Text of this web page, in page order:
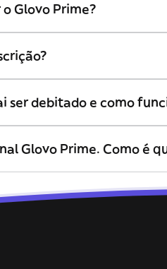
Glovo Prime?
ser debitado e como
Glovo Prime. Como é